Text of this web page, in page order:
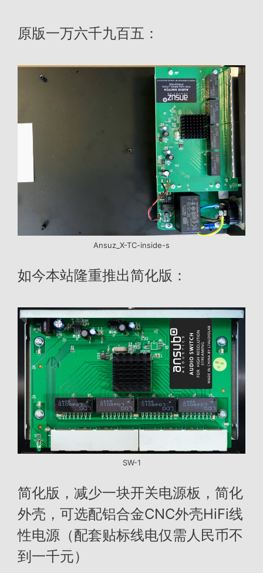
原版一万六千九百五：
Ansuz_X-TC-inside-s
如今本站隆重推出简化版：
SW-1
简化版，减少一块开关电源板，简化
外壳，可选配铝合金CNC外壳HiFi线
性电源（配套贴标线电仅需人民币不
到一千元）